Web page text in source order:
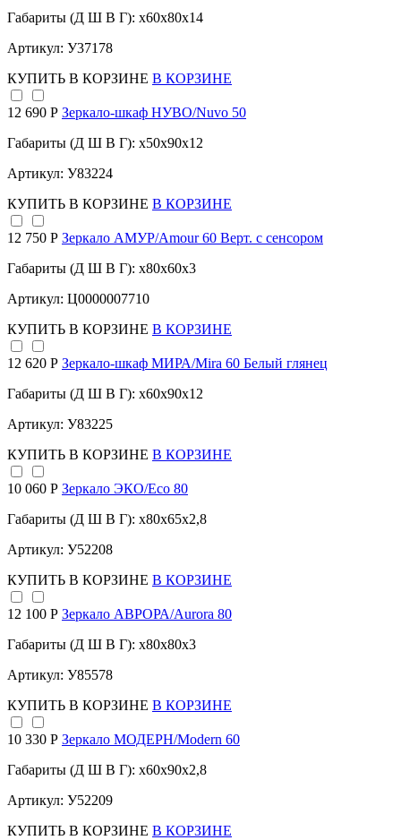
Габариты (Д Ш В Г): x60x80x14
Артикул: У37178
КУПИТЬ В КОРЗИНЕ В КОРЗИНЕ
12 690 Р Зеркало-шкаф НУВО/Nuvo 50
Габариты (Д Ш В Г): x50x90x12
Артикул: У83224
КУПИТЬ В КОРЗИНЕ В КОРЗИНЕ
12 750 Р Зеркало АМУР/Amour 60 Верт. с сенсором
Габариты (Д Ш В Г): x80x60x3
Артикул: Ц0000007710
КУПИТЬ В КОРЗИНЕ В КОРЗИНЕ
12 620 Р Зеркало-шкаф МИРА/Mira 60 Белый глянец
Габариты (Д Ш В Г): x60x90x12
Артикул: У83225
КУПИТЬ В КОРЗИНЕ В КОРЗИНЕ
10 060 Р Зеркало ЭКО/Eco 80
Габариты (Д Ш В Г): x80x65x2,8
Артикул: У52208
КУПИТЬ В КОРЗИНЕ В КОРЗИНЕ
12 100 Р Зеркало АВРОРА/Aurora 80
Габариты (Д Ш В Г): x80x80x3
Артикул: У85578
КУПИТЬ В КОРЗИНЕ В КОРЗИНЕ
10 330 Р Зеркало МОДЕРН/Modern 60
Габариты (Д Ш В Г): x60x90x2,8
Артикул: У52209
КУПИТЬ В КОРЗИНЕ В КОРЗИНЕ